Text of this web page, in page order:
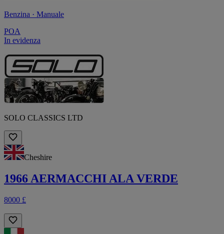
Benzina · Manuale
POA
In evidenza
SOLO CLASSICS LTD
Cheshire
1966 AERMACCHI ALA VERDE
8000 £